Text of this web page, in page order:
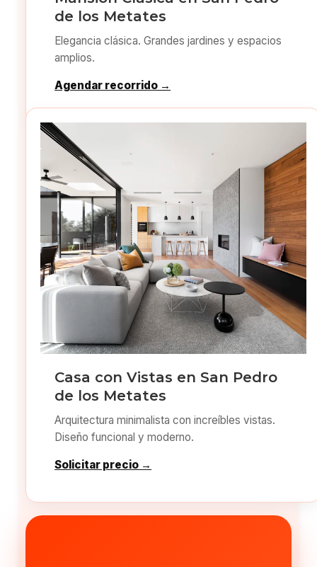
de los Metates
Elegancia clásica. Grandes jardines y espacios
amplios.
Agendar recorrido →
Casa con Vistas en San Pedro
de los Metates
Arquitectura minimalista con increíbles vistas.
Diseño funcional y moderno.
Solicitar precio →